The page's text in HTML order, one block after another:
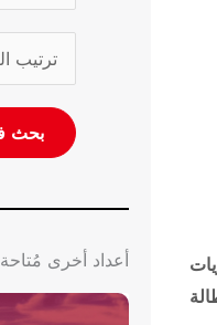
أعداد أخرى مُتاحة